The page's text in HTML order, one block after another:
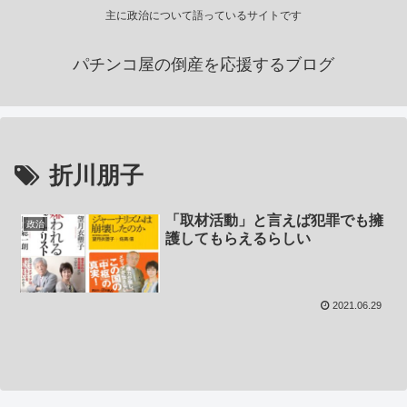
主に政治について語っているサイトです
パチンコ屋の倒産を応援するブログ
折川朋子
政治
「取材活動」と言えば犯罪でも擁
護してもらえるらしい
2021.06.29